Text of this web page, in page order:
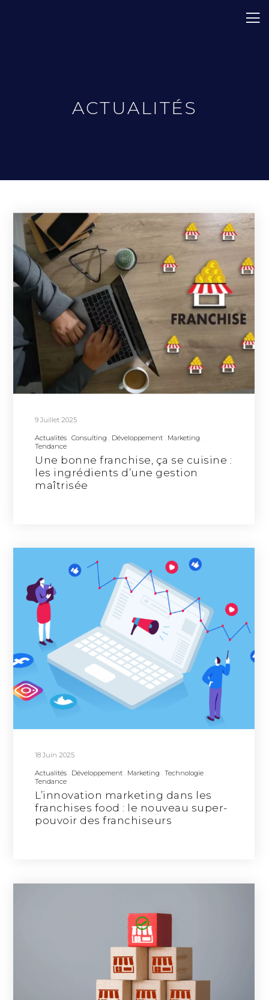
ACTUALITÉS
9 Juillet 2025
Actualités Consulting Développement
Marketing
Tendance
Une bonne franchise, ça se cuisine :
les ingrédients d’une gestion
maîtrisée
18 Juin 2025
Actualités Développement Marketing
Technologie
Tendance
L’innovation marketing dans les
franchises food : le nouveau super-
pouvoir des franchiseurs